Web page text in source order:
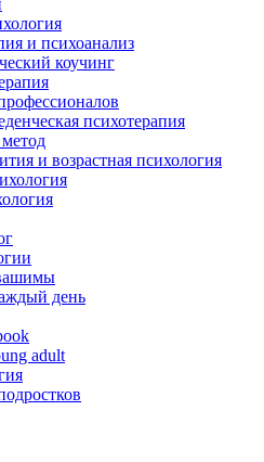
и психоанализ
коучинг
психотерапия
и возрастная психология
день
adult